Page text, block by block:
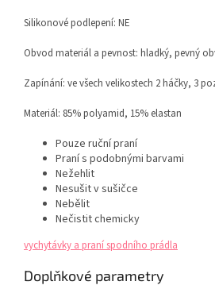
Silikonové podlepení: NE
Obvod materiál a pevnost: hladký, pevný
Zapínání: ve všech velikostech 2 háčky, 3
Materiál: 85% polyamid, 15% elastan
Pouze ruční praní
Praní s podobnými barvami
Nežehlit
Nesušit v sušičce
Nebělit
Nečistit chemicky
vychytávky a praní spodního prádla
Doplňkové parametry